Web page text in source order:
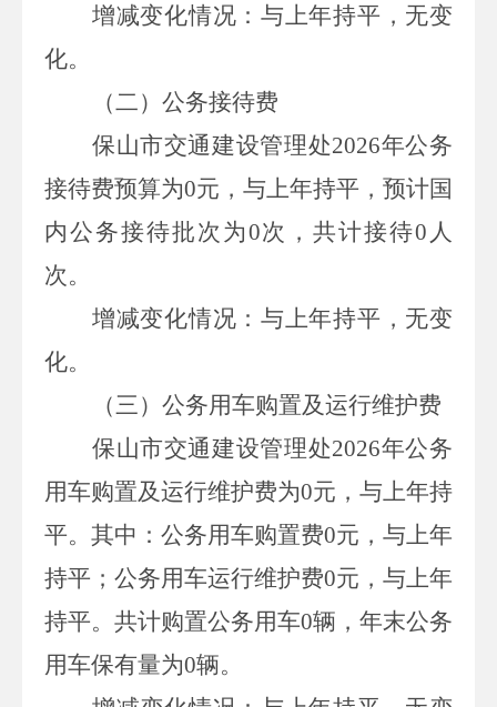
增减变化情况：与上年持平，无变
化。
（二） 公务接待费
保山市交通建设管理处2026年公务
接待费预算为0元，与上年持平，预计国
内公务接待批次为0次，共计接待0 人
次。
增减变化情况：与上年持平，无变
化。
（三） 公务用车购置及运行维护费
保山市交通建设管理处2026年公务
用车购置及运行维护费为0元，与上年持
平。其中：公务用车购置费0元，与上年
持平；公务用车运行维护费0元，与上年
持平。共计购置公务用车0辆，年末公务
用车保有量为0辆。